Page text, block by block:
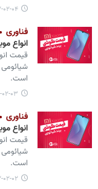
۱۴۰۲-۰۲-
فناوری
انواع
قیمت
است.
۱۴۰۲-۰۲-
فناوری
انواع
قیمت
است.
۱۴۰۲-۰۲-